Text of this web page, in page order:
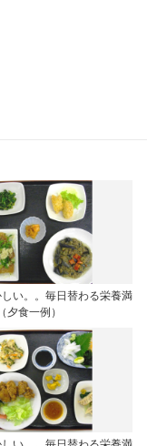
しい。。毎日替わる栄養満
夕食一例）